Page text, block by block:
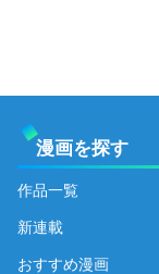
漫画を探す
作品一覧
新連載
おすすめ漫画